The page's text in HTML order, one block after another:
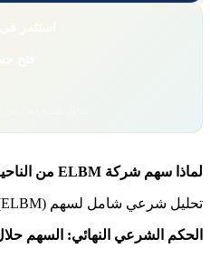
لماذا سهم شركة ELBM من الناحية الشرعية حلال؟
تحليل شرعي شامل لسهم Electra Battery Materials Corp (ELBM):
الحكم الشرعي النهائي: السهم حلال